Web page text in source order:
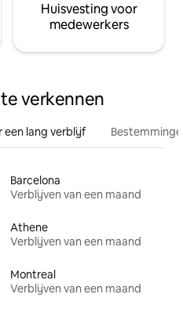
Huisvesting voor
medewerkers
verkennen
een lang verblijf
Barcelona
Verblijven van een maand
Athene
Verblijven van een maand
Montreal
Verblijven van een maand